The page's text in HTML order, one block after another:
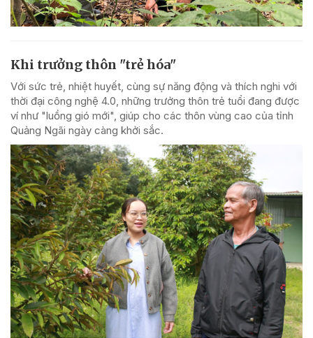
Khi trưởng thôn "trẻ hóa"
Với sức trẻ, nhiệt huyết, cùng sự năng động và thích nghi với
thời đại công nghệ 4.0, những trưởng thôn trẻ tuổi đang được
ví như "luồng gió mới", giúp cho các thôn vùng cao của tỉnh
Quảng Ngãi ngày càng khởi sắc.